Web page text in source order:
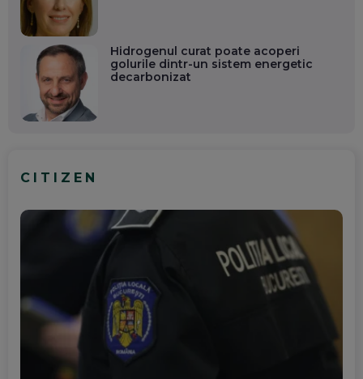
Hidrogenul curat poate acoperi
golurile dintr-un sistem energetic
decarbonizat
CITIZEN